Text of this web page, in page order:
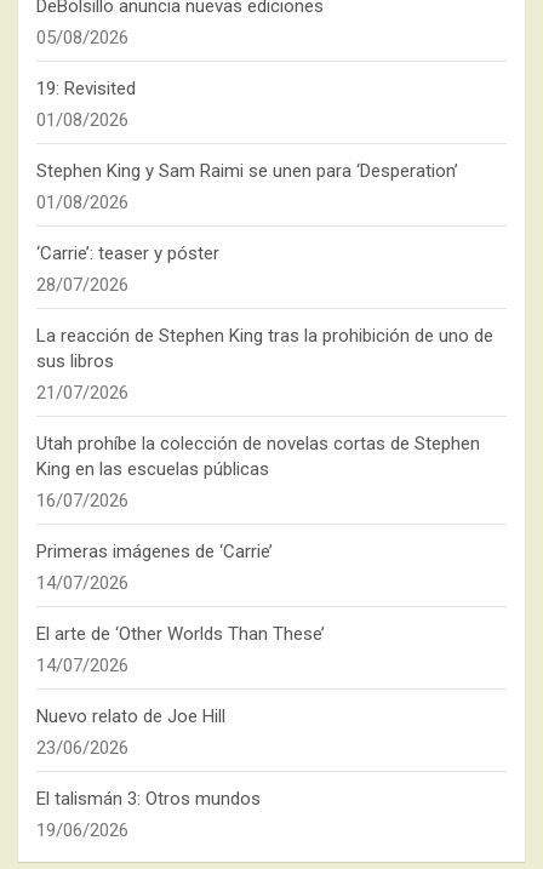
DeBolsillo anuncia nuevas ediciones
05/08/2026
19: Revisited
01/08/2026
Stephen King y Sam Raimi se unen para ‘Desperation’
01/08/2026
‘Carrie’: teaser y póster
28/07/2026
La reacción de Stephen King tras la prohibición de uno de
sus libros
21/07/2026
Utah prohíbe la colección de novelas cortas de Stephen
King en las escuelas públicas
16/07/2026
Primeras imágenes de ‘Carrie’
14/07/2026
El arte de ‘Other Worlds Than These’
14/07/2026
Nuevo relato de Joe Hill
23/06/2026
El talismán 3: Otros mundos
19/06/2026